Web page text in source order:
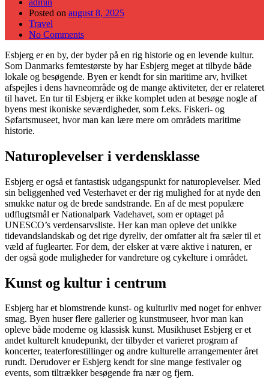
Posted on august 8, 2025
Travel
No Comments
Esbjerg er en by, der byder på en rig historie og en levende kultur.
Som Danmarks femtestørste by har Esbjerg meget at tilbyde både
lokale og besøgende. Byen er kendt for sin maritime arv, hvilket
afspejles i dens havneområde og de mange aktiviteter, der er relateret
til havet. En tur til Esbjerg er ikke komplet uden at besøge nogle af
byens mest ikoniske seværdigheder, som f.eks. Fiskeri- og
Søfartsmuseet, hvor man kan lære mere om områdets maritime
historie.
Naturoplevelser i verdensklasse
Esbjerg er også et fantastisk udgangspunkt for naturoplevelser. Med
sin beliggenhed ved Vesterhavet er der rig mulighed for at nyde den
smukke natur og de brede sandstrande. En af de mest populære
udflugtsmål er Nationalpark Vadehavet, som er optaget på
UNESCO’s verdensarvsliste. Her kan man opleve det unikke
tidevandslandskab og det rige dyreliv, der omfatter alt fra sæler til et
væld af fuglearter. For dem, der elsker at være aktive i naturen, er
der også gode muligheder for vandreture og cykelture i området.
Kunst og kultur i centrum
Esbjerg har et blomstrende kunst- og kulturliv med noget for enhver
smag. Byen huser flere gallerier og kunstmuseer, hvor man kan
opleve både moderne og klassisk kunst. Musikhuset Esbjerg er et
andet kulturelt knudepunkt, der tilbyder et varieret program af
koncerter, teaterforestillinger og andre kulturelle arrangementer året
rundt. Derudover er Esbjerg kendt for sine mange festivaler og
events, som tiltrækker besøgende fra nær og fjern.